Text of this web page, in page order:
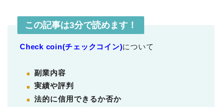
この記事は3分で読めます！
Check coin(チェックコイン)について
副業内容
実績や評判
法的に信用できるか否か